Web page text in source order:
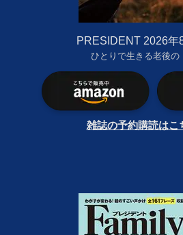
PRESIDENT 2026年
ひとりで生きる老後の
雑誌の予約購読はこ